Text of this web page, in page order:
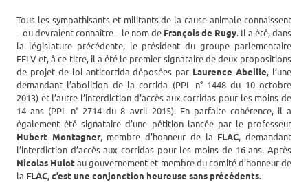
Tous les sympathisants et militants de la cause animale connaissent
– ou devraient connaître – le nom de François de Rugy. Il a été, dans
la législature précédente, le président du groupe parlementaire
EELV et, à ce titre, il a été le premier signataire de deux propositions
de projet de loi anticorrida déposées par Laurence Abeille, l’une
demandant l’abolition de la corrida (PPL n° 1448 du 10 octobre
2013) et l’autre l’interdiction d’accès aux corridas pour les moins de
14 ans (PPL n° 2714 du 8 avril 2015). En parfaite cohérence, il a
également été signataire d’une pétition lancée par le professeur
Hubert Montagner, membre d’honneur de la FLAC, demandant
l’interdiction d’accès aux corridas pour les moins de 16 ans. Après
Nicolas Hulotau gouvernement et membre du comité d’honneur de
la FLAC, c’est une conjonction heureuse sans précédents.